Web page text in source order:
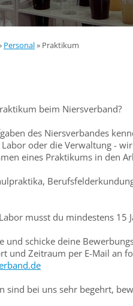
Personal» Praktikum
beim Niersverband?
des Niersverbandes
Labor oder die Verwaltung -
eines Praktikums in den
musst du mindestens 15
und schicke deine
und Zeitraum per E-Mail an
sind bei uns sehr begehrt,